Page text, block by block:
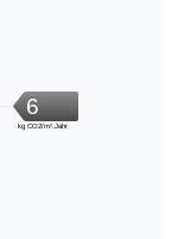
6
kg CO2/m².Jahr